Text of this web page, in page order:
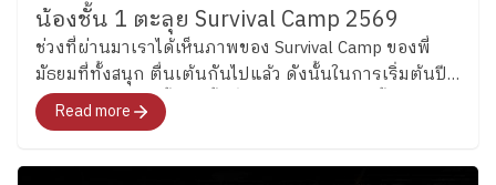
น้องชั้น 1 ตะลุย Survival Camp 2569
ช่วงที่ผ่านมาเราได้เห็นภาพของ Survival Camp ของพี่
มัธยมที่ทั้งสนุก ตื่นเต้นกันไปแล้ว ดังนั้นในการเริ่มต้นปี
การศึกษา 2569 นี้ ช่วงชั้นที่ 1 จึงชวนน้องเล็กชั้น 1 มา
เริ่มต้นเรียนรู้ทักษะการเอาชีวิตรอด ผ่านกิจกรรมสุดเข้ม
Read more